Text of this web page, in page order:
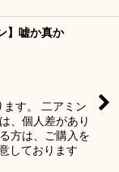
】嘘か真か
す。 二アミン
、個人差があり
方は、ご購入を
しております